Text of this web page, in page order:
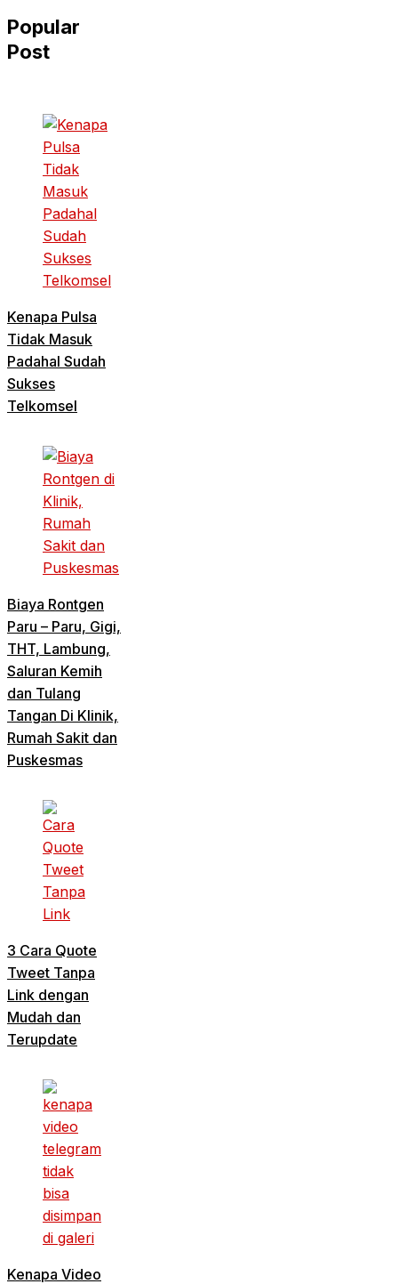
Popular
Post
Kenapa Pulsa
Tidak Masuk
Padahal Sudah
Sukses
Telkomsel
Biaya Rontgen
Paru – Paru, Gigi,
THT, Lambung,
Saluran Kemih
dan Tulang
Tangan Di Klinik,
Rumah Sakit dan
Puskesmas
3 Cara Quote
Tweet Tanpa
Link dengan
Mudah dan
Terupdate
Kenapa Video